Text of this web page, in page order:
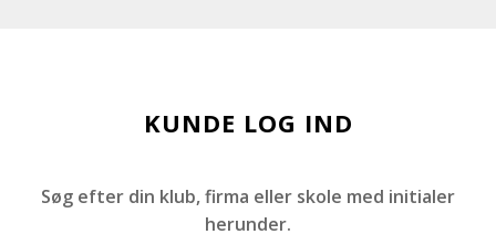
KUNDE LOG IND
Søg efter din klub, firma eller skole med initialer
herunder.